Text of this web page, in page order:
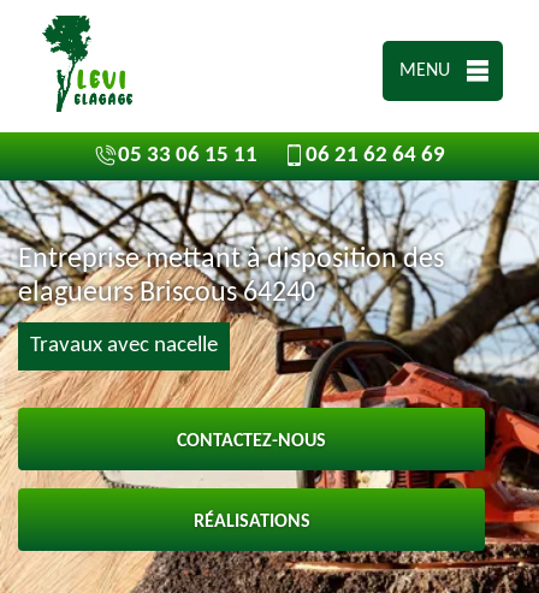
MENU
05 33 06 15 11 06 21 62 64 69
Entreprise mettant à disposition des
elagueurs Briscous 64240
Travaux avec nacelle
CONTACTEZ-NOUS
RÉALISATIONS